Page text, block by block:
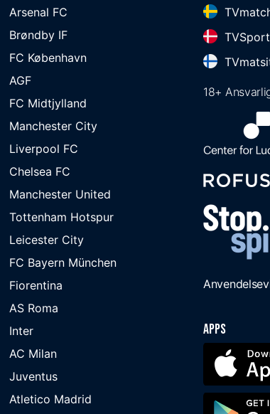
Arsenal FC
Brøndby IF
FC København
AGF
FC Midtjylland
Manchester City
Liverpool FC
Chelsea FC
Manchester United
Tottenham Hotspur
Leicester City
FC Bayern München
Fiorentina
AS Roma
Inter
AC Milan
Juventus
Atletico Madrid
18+
Apps